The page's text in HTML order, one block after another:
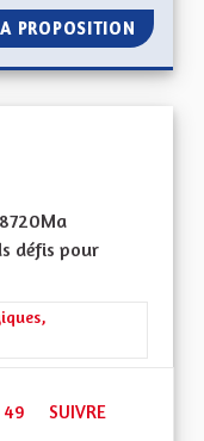
PROPOSITION
défis pour
transitions
49 49 ABONNÉS
SUIVRE